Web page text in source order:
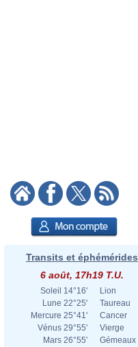
Transits et éphémérides
6 août, 17h19 T.U.
Soleil 14°16'
Lion
Lune 22°25'
Taureau
Mercure 25°41'
Cancer
Vénus 29°55'
Vierge
Mars 26°55'
Gémeaux